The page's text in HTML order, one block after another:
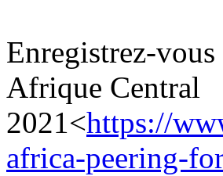
Enregistrez-
Afrique Central
2021<https://
africa-peering-